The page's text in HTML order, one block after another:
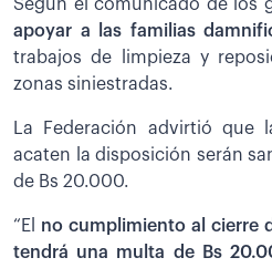
Según el comunicado de los
apoyar a las familias
trabajos de limpieza y
zonas siniestradas.
La Federación advirtió que
acaten la disposición serán
de Bs 20.000.
“El
no cumplimiento al cierre
tendrá una multa de Bs